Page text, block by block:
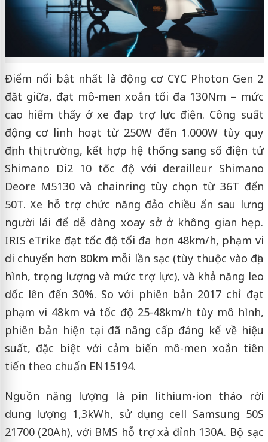
Điểm nổi bật nhất là động cơ CYC Photon Gen 2
đặt giữa, đạt mô-men xoắn tối đa 130Nm – mức
cao hiếm thấy ở xe đạp trợ lực điện. Công suất
động cơ linh hoạt từ 250W đến 1.000W tùy quy
định thị trường, kết hợp hệ thống sang số điện tử
Shimano Di2 10 tốc độ với derailleur Shimano
Deore M5130 và chainring tùy chọn từ 36T đến
50T. Xe hỗ trợ chức năng đảo chiều ẩn sau lưng
người lái để dễ dàng xoay sở ở không gian hẹp.
IRIS eTrike đạt tốc độ tối đa hơn 48km/h, phạm vi
di chuyển hơn 80km mỗi lần sạc (tùy thuộc vào địa
hình, trọng lượng và mức trợ lực), và khả năng leo
dốc lên đến 30%. So với phiên bản 2017 chỉ đạt
phạm vi 48km và tốc độ 25-48km/h tùy mô hình,
phiên bản hiện tại đã nâng cấp đáng kể về hiệu
suất, đặc biệt với cảm biến mô-men xoắn tiên
tiến theo chuẩn EN15194.
Nguồn năng lượng là pin lithium-ion tháo rời
dung lượng 1,3kWh, sử dụng cell Samsung 50S
21700 (20Ah), với BMS hỗ trợ xả đỉnh 130A. Bộ sạc